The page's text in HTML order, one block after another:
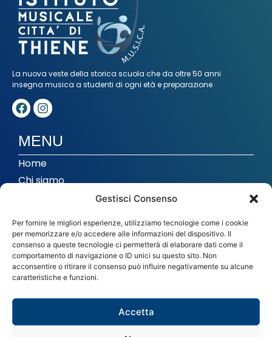
Gestisci Consenso
Per fornire le migliori esperienze, utilizziamo tecnologie come i cookie
per memorizzare e/o accedere alle informazioni del dispositivo. Il
consenso a queste tecnologie ci permetterà di elaborare dati come il
comportamento di navigazione o ID unici su questo sito. Non
acconsentire o ritirare il consenso può influire negativamente su alcune
caratteristiche e funzioni.
Accetta
La nuova veste della storica scuola che da oltre 50 anni
insegna musica a studenti di ogni età e preparazione
MENU
Home
Chi siamo
Studio di registrazione
In evidenza
0445 364102